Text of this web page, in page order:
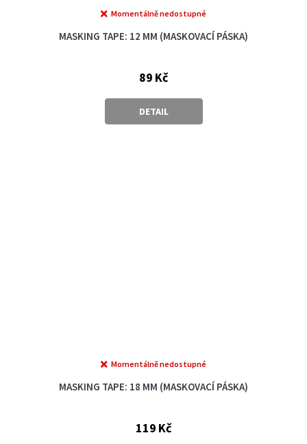
MASKING TAPE: 12 MM (MASKOVACÍ PÁSKA)
Momentálně nedostupné
89 Kč
DETAIL
MASKING TAPE: 18 MM (MASKOVACÍ PÁSKA)
Momentálně nedostupné
119 Kč